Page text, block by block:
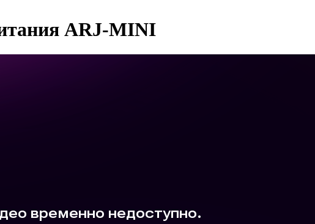
ARJ-MINI